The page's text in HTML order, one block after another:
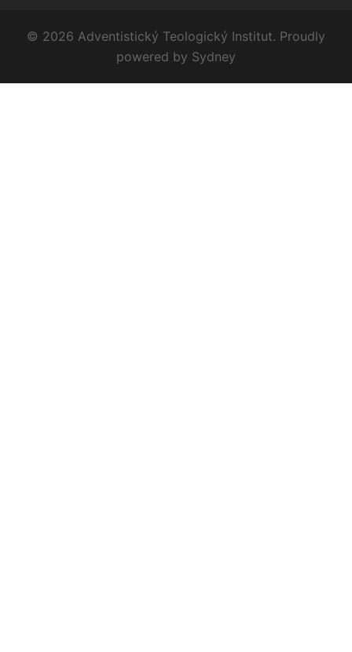
© 2026 Adventistický Teologický Institut. Proudly
powered by Sydney